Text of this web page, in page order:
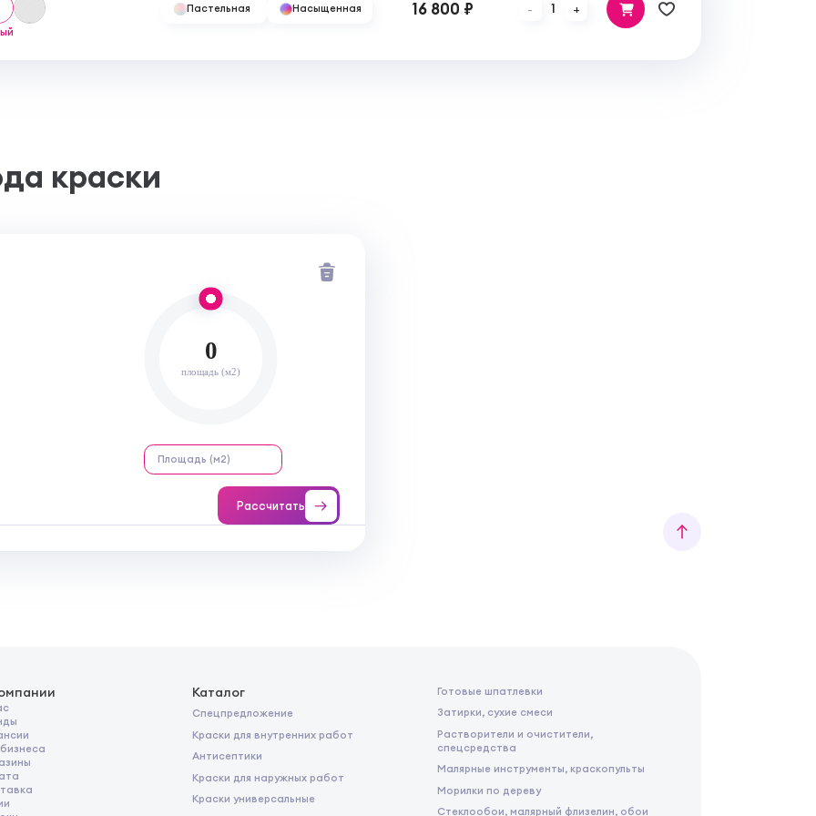
+ 20°C и относительнойПастельная Насыщенная 16 800 ₽ - 1 +
краски
0
площадь (м2)
Рассчитать
Каталог
Спецпредложение
Краски для внутренних работ
Антисептики
Краски для наружных работ
Краски универсальные
Готовые шпатлевки
Затирки, сухие смеси
Растворители и очистители,
спецсредства
Малярные инструменты, краскопульты
Морилки по дереву
Стеклообои, малярный флизелин, обои